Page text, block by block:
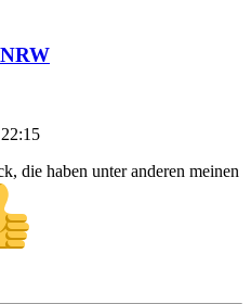
die haben unter anderen meinen